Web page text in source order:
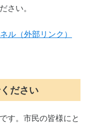
さい。
ル（外部リンク）
ださい
す。市民の皆様にと